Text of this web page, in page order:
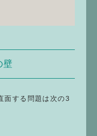
壁
面する問題は次の3